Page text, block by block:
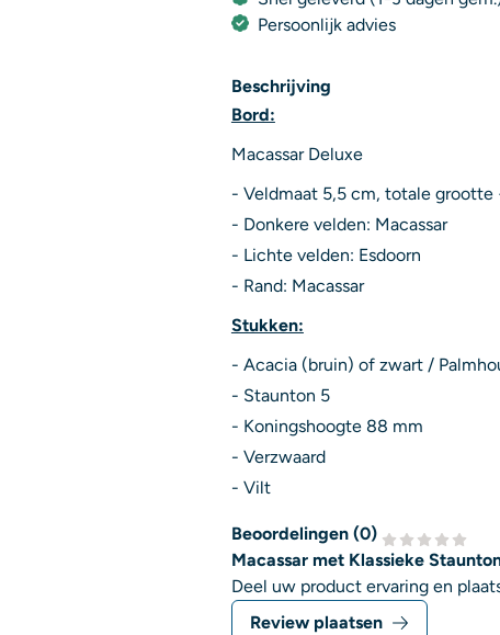
Persoonlijk advies
Beschrijving
Bord:
Macassar Deluxe
- Veldmaat 5,5 cm, totale grootte
- Donkere velden: Macassar
- Lichte velden: Esdoorn
- Rand: Macassar
Stukken:
- Acacia (bruin) of zwart /
- Staunton 5
- Koningshoogte 88 mm
- Verzwaard
- Vilt
Beoordelingen (0)
Macassar met Klassieke
Deel uw product ervaring en
Review plaatsen